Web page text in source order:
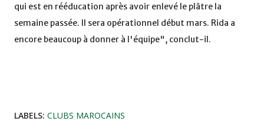
qui est en rééducation après avoir enlevé le plâtre la
semaine passée. Il sera opérationnel début mars. Rida a
encore beaucoup à donner à l'équipe", conclut-il.
LABELS: CLUBS MAROCAINS